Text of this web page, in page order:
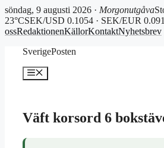
söndag, 9 augusti 2026 · Morgonutgåva
23°CSEK/USD 0.1054 · SEK/EUR
ossRedaktionenKällorKontaktNyhetsbrev
SverigePosten
Meny
Väft korsord 6